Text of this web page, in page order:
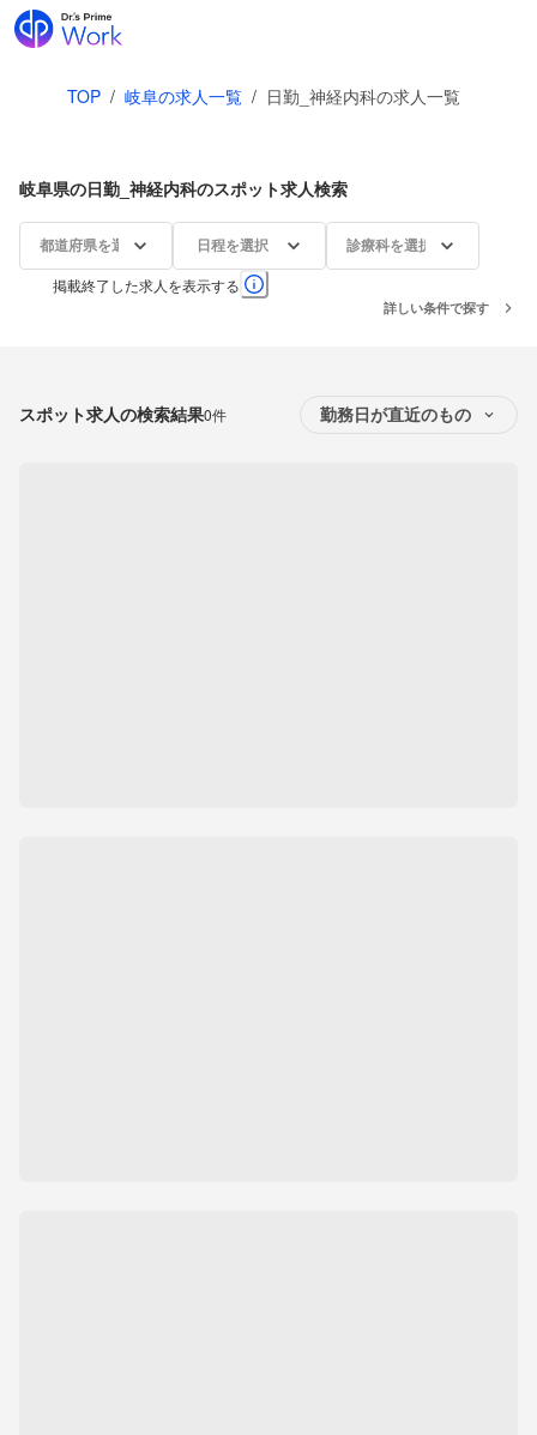
TOP / 岐阜の求人一覧 / 日勤_神経内科の求人一覧
岐阜県の日勤_神経内科のスポット求人検索
都道府県を選択 日程を選択 診療科を選択
掲載終了した求人を表示する
詳しい条件で探す
スポット求人の検索結果0件 勤務日が直近のもの